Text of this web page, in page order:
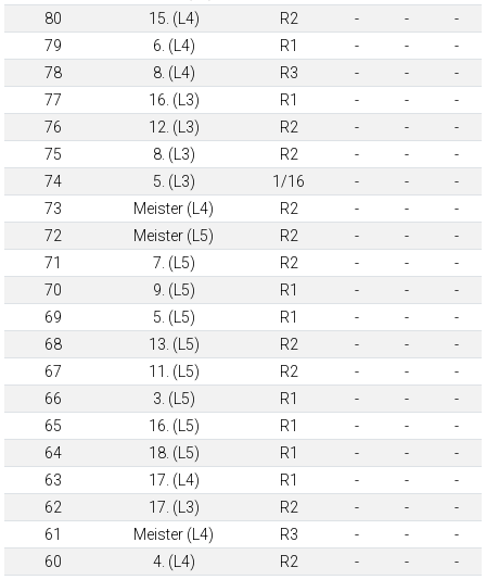
80
15. (L4) R2 - -
-
79
6. (L4) R1 - -
-
78
8. (L4) R3 - -
-
77
16. (L3) R1 - -
-
76
12. (L3) R2 - -
-
75
8. (L3) R2 - -
-
74
5. (L3) 1/16 - -
-
73
Meister (L4) R2 - -
-
72
Meister (L5) R2 - -
-
71
7. (L5) R2 - -
-
70
9. (L5) R1 - -
-
69
5. (L5) R1 - -
-
68
13. (L5) R2 - -
-
67
11. (L5) R2 - -
-
66
3. (L5) R1 - -
-
65
16. (L5) R1 - -
-
64
18. (L5) R1 - -
-
63
17. (L4) R1 - -
-
62
17. (L3) R2 - -
-
61
Meister (L4) R3 - -
-
60
4. (L4) R2 - -
-